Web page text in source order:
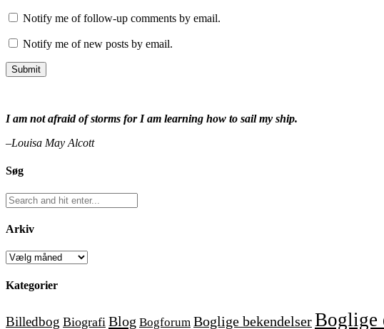
Notify me of follow-up comments by email.
Notify me of new posts by email.
I am not afraid of storms for I am learning how to sail my ship.
–Louisa May Alcott
Søg
Arkiv
Arkiv
Kategorier
Billedbog Biografi Blog Bogforum Boglige bekendelserBoglige